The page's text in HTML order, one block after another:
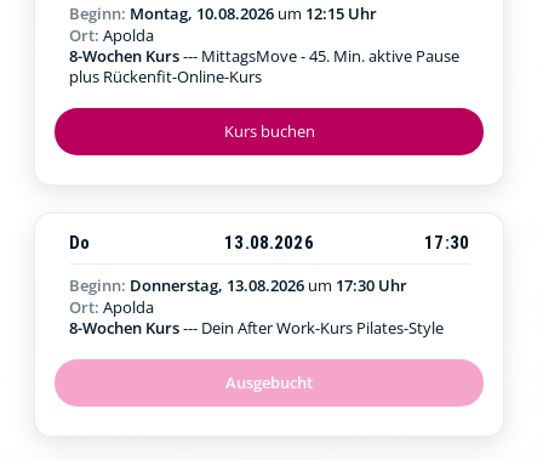
Kurs buchen
Beginn: Montag, 10.08.2026 um 12:15 Uhr
Ort: Apolda
8-Wochen Kurs--- MittagsMove - 45. Min. aktive Pause
plus Rückenfit-Online-Kurs
Ausgebucht
Do 13.08.2026
17:30
Beginn: Donnerstag, 13.08.2026 um 17:30 Uhr
Ort: Apolda
8-Wochen Kurs--- Dein After Work-Kurs Pilates-Style